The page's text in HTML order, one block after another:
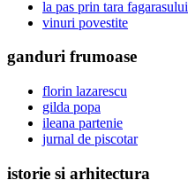
la pas prin tara fagarasului
vinuri povestite
ganduri frumoase
florin lazarescu
gilda popa
ileana partenie
jurnal de piscotar
istorie si arhitectura